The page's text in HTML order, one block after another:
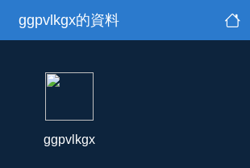
ggpvlkgx的資料
ggpvlkgx